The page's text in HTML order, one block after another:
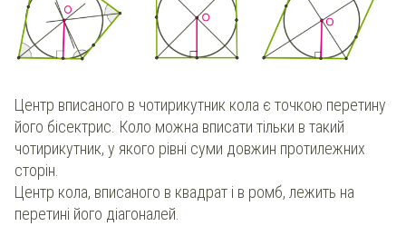
Центр вписаного в чотирикутник кола є точкою перетину
його бісектрис. Коло можна вписати тільки в такий
чотирикутник, у якого рівні суми довжин протилежних
сторін.
Центр кола, вписаного в квадрат і в ромб, лежить на
перетині його діагоналей.